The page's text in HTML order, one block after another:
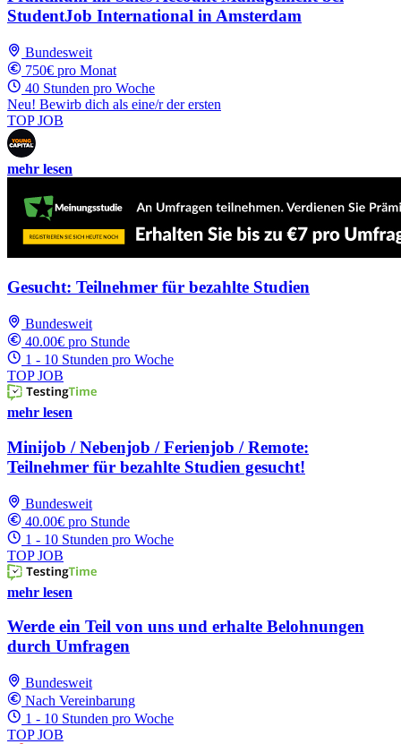
StudentJob International in Amsterdam
Bundesweit
750€ pro Monat
40 Stunden pro Woche
Neu! Bewirb dich als eine/r der ersten
TOP JOB
mehr lesen
Gesucht: Teilnehmer für bezahlte Studien
Bundesweit
40.00€ pro Stunde
1 - 10 Stunden pro Woche
TOP JOB
mehr lesen
Minijob / Nebenjob / Ferienjob / Remote:
Teilnehmer für bezahlte Studien gesucht!
Bundesweit
40.00€ pro Stunde
1 - 10 Stunden pro Woche
TOP JOB
mehr lesen
Werde ein Teil von uns und erhalte Belohnungen
durch Umfragen
Bundesweit
Nach Vereinbarung
1 - 10 Stunden pro Woche
TOP JOB